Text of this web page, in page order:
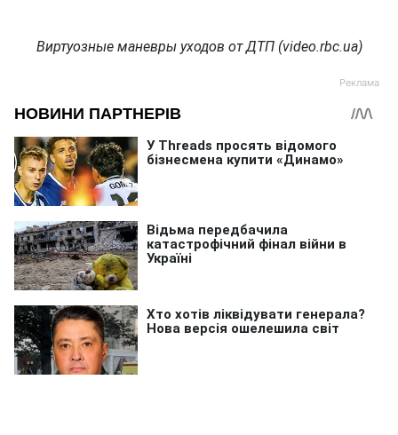
Виртуозные маневры уходов от ДТП (video.rbc.ua)